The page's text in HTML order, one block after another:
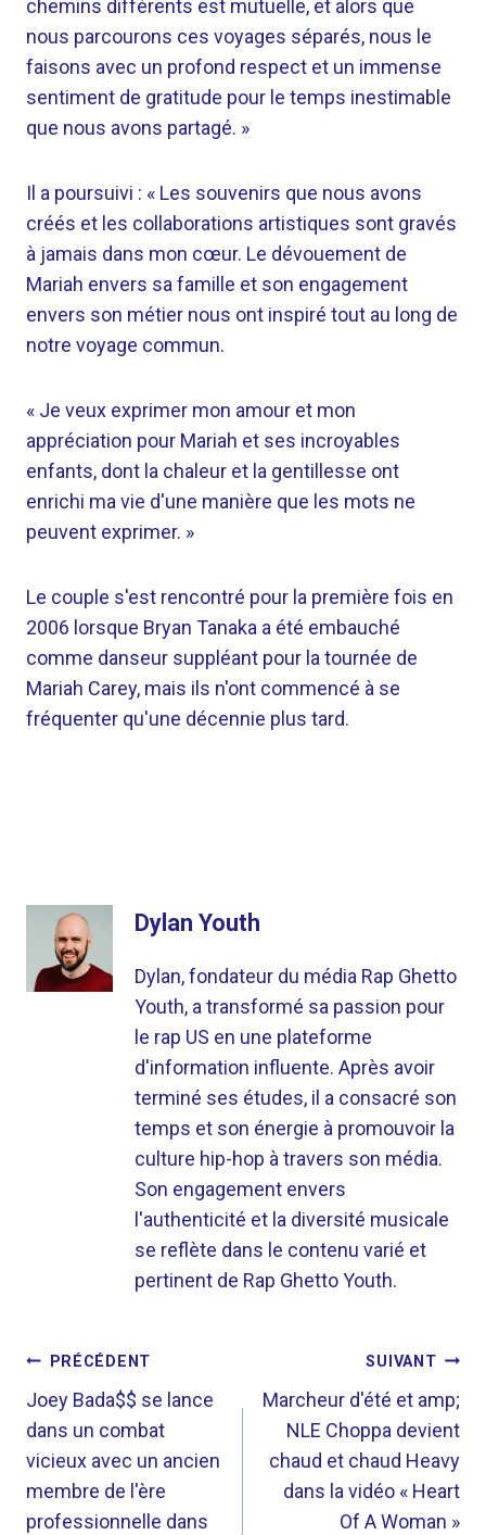
chemins différents est mutuelle, et alors que
nous parcourons ces voyages séparés, nous le
faisons avec un profond respect et un immense
sentiment de gratitude pour le temps inestimable
que nous avons partagé. »
Il a poursuivi : « Les souvenirs que nous avons
créés et les collaborations artistiques sont gravés
à jamais dans mon cœur. Le dévouement de
Mariah envers sa famille et son engagement
envers son métier nous ont inspiré tout au long de
notre voyage commun.
« Je veux exprimer mon amour et mon
appréciation pour Mariah et ses incroyables
enfants, dont la chaleur et la gentillesse ont
enrichi ma vie d'une manière que les mots ne
peuvent exprimer. »
Le couple s'est rencontré pour la première fois en
2006 lorsque Bryan Tanaka a été embauché
comme danseur suppléant pour la tournée de
Mariah Carey, mais ils n'ont commencé à se
fréquenter qu'une décennie plus tard.
Dylan Youth
Dylan, fondateur du média Rap Ghetto
Youth, a transformé sa passion pour
le rap US en une plateforme
d'information influente. Après avoir
terminé ses études, il a consacré son
temps et son énergie à promouvoir la
culture hip-hop à travers son média.
Son engagement envers
l'authenticité et la diversité musicale
se reflète dans le contenu varié et
pertinent de Rap Ghetto Youth.
NAVIGATION
DE
L’ARTICLE
PRÉCÉDENT
Joey Bada$$ se lance
dans un combat
vicieux avec un ancien
membre de l'ère
professionnelle dans
SUIVANT
Marcheur d'été et amp;
NLE Choppa devient
chaud et chaud Heavy
dans la vidéo « Heart
Of A Woman »